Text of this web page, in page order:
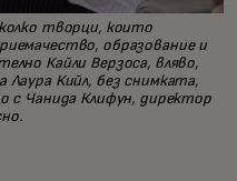
творци, които
образование и
Кайли Верзоса, вляво,
Кийл, без снимката,
с Чанида Клифун, директор